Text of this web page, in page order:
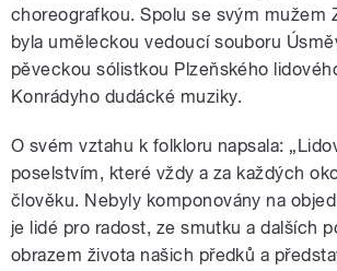
choreografkou. Spolu se svým mužem
byla uměleckou vedoucí souboru
pěveckou sólistkou Plzeňského
Konrádyho dudácké muziky.
O svém vztahu k folkloru napsala:
poselstvím, které vždy a za každých
člověku. Nebyly komponovány na
je lidé pro radost, ze smut­ku a dalších
obrazem života našich předků a